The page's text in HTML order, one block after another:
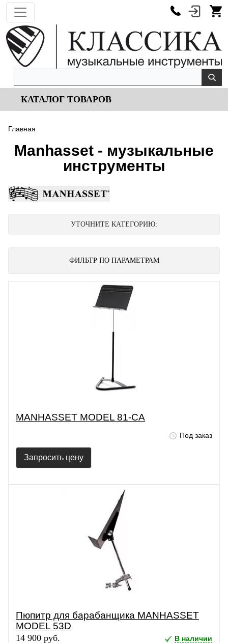
КАТАЛОГ ТОВАРОВ
Главная
Manhasset - музыкальные
инструменты
УТОЧНИТЕ КАТЕГОРИЮ:
ФИЛЬТР ПО ПАРАМЕТРАМ
MANHASSET MODEL 81-CA
Под заказ
Запросить цену
Пюпитр для барабанщика MANHASSET
MODEL 53D
14 900 руб. В наличии